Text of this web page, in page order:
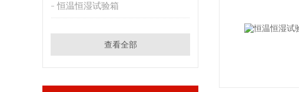
恒温恒湿试验箱
查看全部